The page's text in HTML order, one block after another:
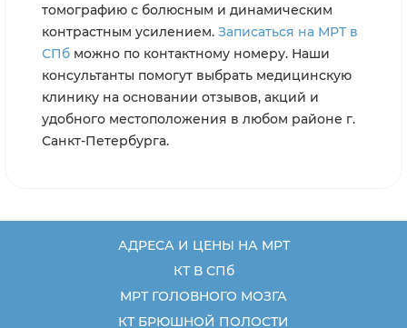
томографию с болюсным и динамическим
контрастным усилением. Записаться на МРТ в
СПб можно по контактному номеру. Наши
консультанты помогут выбрать медицинскую
клинику на основании отзывов, акций и
удобного местоположения в любом районе г.
Санкт-Петербурга.
АДРЕСА И ЦЕНЫ НА МРТ
КТ В СПб
МРТ ГОЛОВНОГО МОЗГА
КТ БРЮШНОЙ ПОЛОСТИ